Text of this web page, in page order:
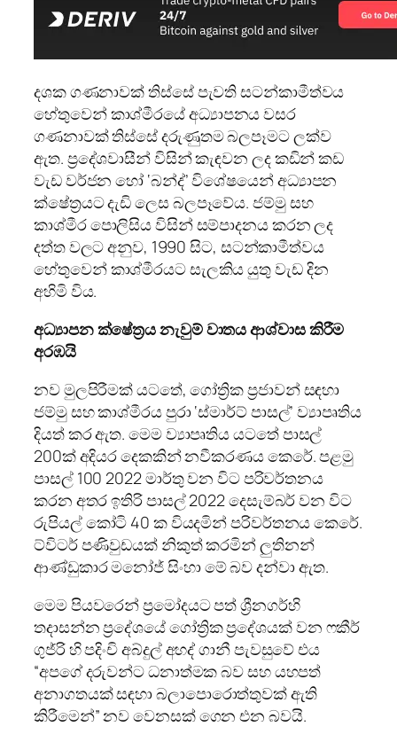
දශක ගණනාවක් තිස්සේ පැවති සටන්කාමීත්වය
හේතුවෙන් කාශ්මීරයේ අධ්‍යාපනය වසර
ගණනාවක් තිස්සේ දරුණුතම බලපෑමට ලක්ව
ඇත. ප්‍රදේශවාසීන් විසින් කැඳවන ලද කඩින් කඩ
වැඩ වර්ජන හෝ ‘බන්ද්’ විශේෂයෙන් අධ්‍යාපන
ක්ෂේත්‍රයට දැඩි ලෙස බලපෑවේය. ජම්මු සහ
කාශ්මීර පොලිසිය විසින් සම්පාදනය කරන ලද
දත්ත වලට අනුව, 1990 සිට, සටන්කාමීත්වය
හේතුවෙන් කාශ්මීරයට සැලකිය යුතු වැඩ දින
අහිමි විය.
අධ්‍යාපන ක්ෂේත්‍රය නැවුම් වාතය ආශ්වාස කිරීම
අරඹයි
නව මුලපිරීමක් යටතේ, ගෝත්‍රික ප්‍රජාවන් සඳහා
ජම්මු සහ කාශ්මීරය පුරා ‘ස්මාර්ට් පාසල්’ ව්‍යාපෘතිය
දියත් කර ඇත. මෙම ව්‍යාපෘතිය යටතේ පාසල්
200ක් අදියර දෙකකින් නවීකරණය කෙරේ. පළමු
පාසල් 100 2022 මාර්තු වන විට පරිවර්තනය
කරන අතර ඉතිරි පාසල් 2022 දෙසැම්බර් වන විට
රුපියල් කෝටි 40 ක වියදමින් පරිවර්තනය කෙරේ.
ට්විටර් පණිවුඩයක් නිකුත් කරමින් ලුතිනන්
ආණ්ඩුකාර මනෝජ් සිංහා මේ බව දන්වා ඇත.
මෙම පියවරෙන් ප්‍රමෝදයට පත් ශ්‍රීනගර්හි
තදාසන්න ප්‍රදේශයේ ගෝත්‍රික ප්‍රදේශයක් වන ෆකීර්
ගුජ්රි හි පදිංචි අබ්දුල් අහද් ගානී පැවසුවේ එය
“අපගේ දරුවන්ට ධනාත්මක බව සහ යහපත්
අනාගතයක් සඳහා බලාපොරොත්තුවක් ඇති
කිරීමෙන්” නව වෙනසක් ගෙන එන බවයි.